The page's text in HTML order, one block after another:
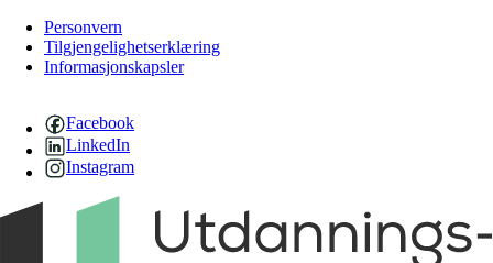
Personvern
Tilgjengelighetserklæring
Informasjonskapsler
Facebook
LinkedIn
Instagram